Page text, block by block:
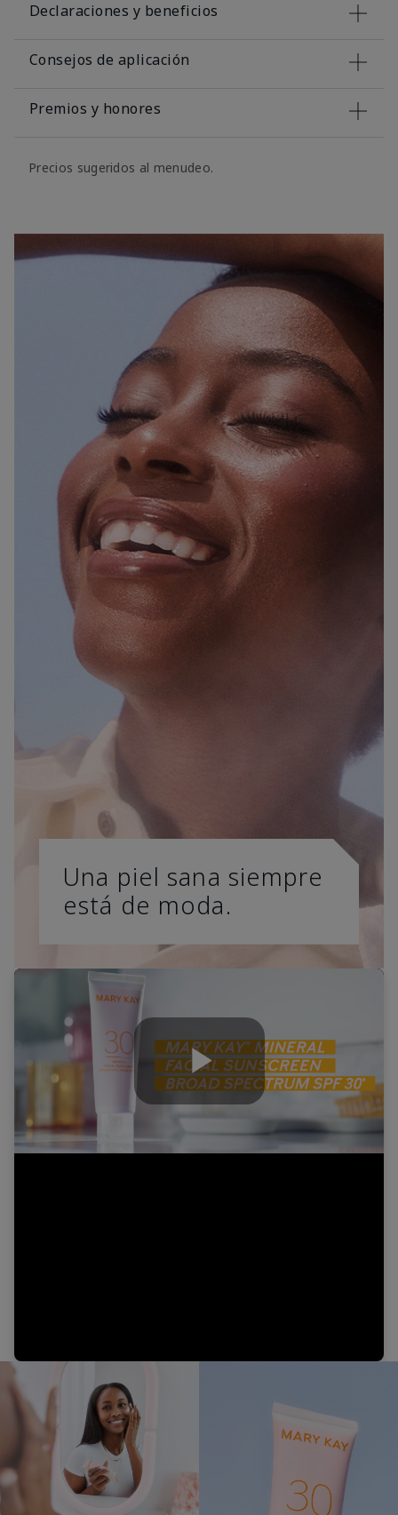
Declaraciones y beneficios
Consejos de aplicación
Premios y honores
Precios sugeridos al menudeo.
Una piel sana siempre
está de moda.
Play